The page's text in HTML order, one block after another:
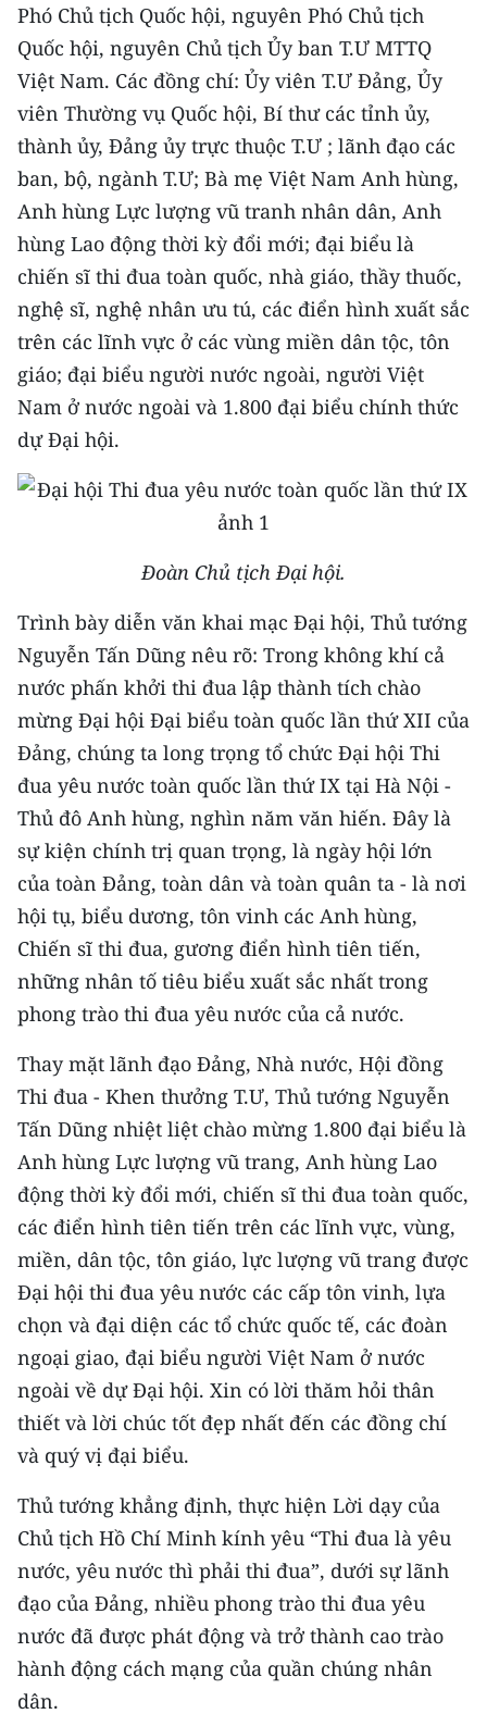
Video
Media Chính trị
Media Kinh tế
Media Văn hóa
Media Xã hội
Media Pháp luật
Media Du lịch
Media Thế giới
Media Thể thao
Media Giáo dục
Media Y tế
Infographic
TIN MỚI
TIN ĐỊA PHƯƠNG
Trung du và miền núi phía Bắc
Đồng bằng sông Hồng
Bắc Trung Bộ
Duyên hải Nam Trung Bộ và Tây
Nguyên
Đông Nam Bộ
Đồng bằng sông Cửu Long
Chuyên trang Hà Nội
Chuyên trang TP. Hồ Chí Minh
CHUYÊN ĐỀ
CÁC CHUYÊN TRANG
VỀ BÁO NHÂN DÂN
THỜI NAY
NHÂN DÂN CUỐI TUẦN
NHÂN DÂN HẰNG THÁNG
MUA BÁO
ĐỌC BÁO IN
Phó Chủ tịch Quốc hội, nguyên Phó Chủ tịch
Quốc hội, nguyên Chủ tịch Ủy ban T.Ư MTTQ
Việt Nam. Các đồng chí: Ủy viên T.Ư Đảng, Ủy
viên Thường vụ Quốc hội, Bí thư các tỉnh ủy,
thành ủy, Đảng ủy trực thuộc T.Ư ; lãnh đạo các
ban, bộ, ngành T.Ư; Bà mẹ Việt Nam Anh hùng,
Anh hùng Lực lượng vũ tranh nhân dân, Anh
hùng Lao động thời kỳ đổi mới; đại biểu là
chiến sĩ thi đua toàn quốc, nhà giáo, thầy thuốc,
nghệ sĩ, nghệ nhân ưu tú, các điển hình xuất sắc
trên các lĩnh vực ở các vùng miền dân tộc, tôn
giáo; đại biểu người nước ngoài, người Việt
Nam ở nước ngoài và 1.800 đại biểu chính thức
dự Đại hội.
Đoàn Chủ tịch Đại hội.
Trình bày diễn văn khai mạc Đại hội, Thủ tướng
Nguyễn Tấn Dũng nêu rõ: Trong không khí cả
nước phấn khởi thi đua lập thành tích chào
mừng Đại hội Đại biểu toàn quốc lần thứ XII của
Đảng, chúng ta long trọng tổ chức Đại hội Thi
đua yêu nước toàn quốc lần thứ IX tại Hà Nội -
Thủ đô Anh hùng, nghìn năm văn hiến. Đây là
sự kiện chính trị quan trọng, là ngày hội lớn
của toàn Đảng, toàn dân và toàn quân ta - là nơi
hội tụ, biểu dương, tôn vinh các Anh hùng,
Chiến sĩ thi đua, gương điển hình tiên tiến,
những nhân tố tiêu biểu xuất sắc nhất trong
phong trào thi đua yêu nước của cả nước.
Thay mặt lãnh đạo Đảng, Nhà nước, Hội đồng
Thi đua - Khen thưởng T.Ư, Thủ tướng Nguyễn
Tấn Dũng nhiệt liệt chào mừng 1.800 đại biểu là
Anh hùng Lực lượng vũ trang, Anh hùng Lao
động thời kỳ đổi mới, chiến sĩ thi đua toàn quốc,
các điển hình tiên tiến trên các lĩnh vực, vùng,
miền, dân tộc, tôn giáo, lực lượng vũ trang được
Đại hội thi đua yêu nước các cấp tôn vinh, lựa
chọn và đại diện các tổ chức quốc tế, các đoàn
ngoại giao, đại biểu người Việt Nam ở nước
ngoài về dự Đại hội. Xin có lời thăm hỏi thân
thiết và lời chúc tốt đẹp nhất đến các đồng chí
và quý vị đại biểu.
Thủ tướng khẳng định, thực hiện Lời dạy của
Chủ tịch Hồ Chí Minh kính yêu “Thi đua là yêu
nước, yêu nước thì phải thi đua”, dưới sự lãnh
đạo của Đảng, nhiều phong trào thi đua yêu
nước đã được phát động và trở thành cao trào
hành động cách mạng của quần chúng nhân
dân.